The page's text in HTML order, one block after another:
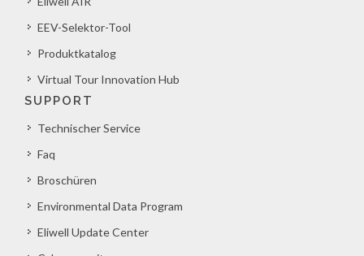
EEV-Selektor-Tool
Produktkatalog
Virtual Tour Innovation Hub
SUPPORT
Technischer Service
Faq
Broschüren
Environmental Data Program
Eliwell Update Center